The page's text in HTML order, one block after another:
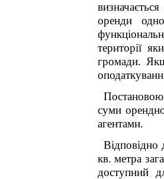
оренди
території
громади.
Постановою
суми
агентами.
Відповідно
кв. метра
доступний